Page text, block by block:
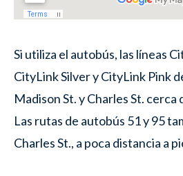
Si utiliza el autobús, las líneas
CityLink Silver y CityLink Pink
Madison St. y Charles St.
Las rutas de autobús 51 y 95
Charles St., a poca distancia a